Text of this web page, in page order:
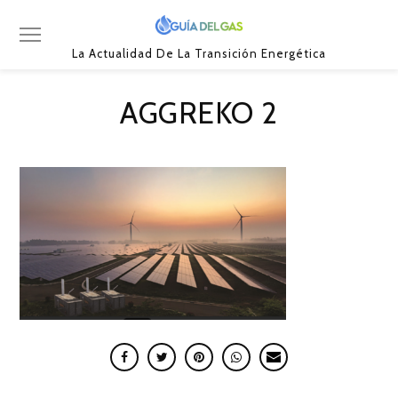
La Actualidad De La Transición Energética
AGGREKO 2